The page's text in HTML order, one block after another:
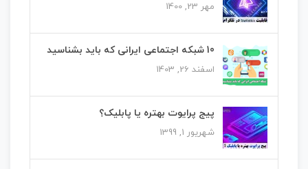
مهر 23, 1400
10 شبکه اجتماعی ایرانی که باید بشناسید
اسفند 26, 1403
پیج پرایوت بهتره یا پابلیک؟
شهریور 1, 1399